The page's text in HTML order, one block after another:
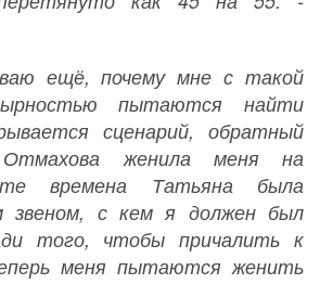
ещё, почему мне с такой
пытаются найти
сценарий, обратный
женила меня на
времена Татьяна была
звеном, с кем я должен был
того, чтобы причалить к
меня пытаются женить